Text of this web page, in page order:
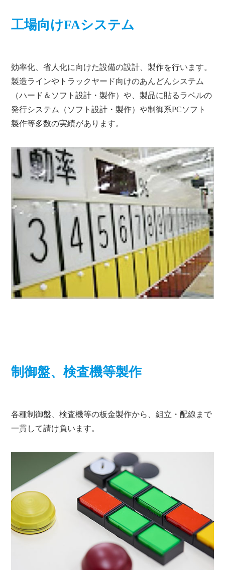
工場向けFAシステム
効率化、省人化に向けた設備の設計、製作を行います。
製造ラインやトラックヤード向けのあんどんシステム
（ハード＆ソフト設計・製作）や、製品に貼るラベルの
発行システム（ソフト設計・製作）や制御系PCソフト
製作等多数の実績があります。
制御盤、検査機等製作
各種制御盤、検査機等の板金製作から、組立・配線まで
一貫して請け負います。